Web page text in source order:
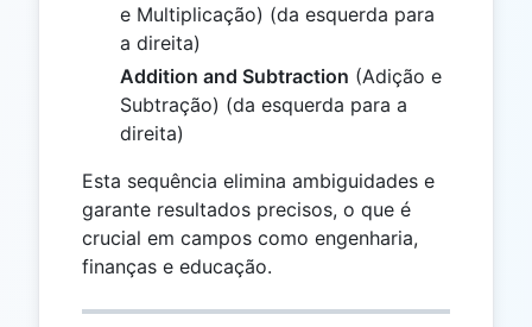
e Multiplicação) (da esquerda para
a direita)
Addition and Subtraction (Adição e
Subtração) (da esquerda para a
direita)
Esta sequência elimina ambiguidades e
garante resultados precisos, o que é
crucial em campos como engenharia,
finanças e educação.